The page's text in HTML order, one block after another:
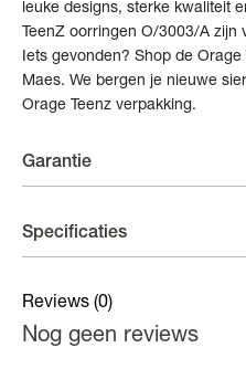
leuke designs, sterke kwaliteit
TeenZ oorringen O/3003/A zijn
Iets gevonden? Shop de
Maes. We bergen je nieuwe
Orage Teenz verpakking.
Garantie
er binnen een termijn van 3
defect of gebrek zou zijn, dan
fabrikant of dit te wijten is aan
Specificaties
(Edel)steen
Materiaal
Reviews (0)
Nog geen reviews